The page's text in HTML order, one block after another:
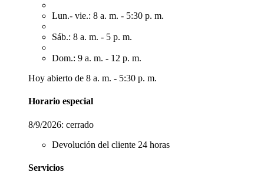
Lun.- vie.: 8 a. m. - 5:30 p. m.
Sáb.: 8 a. m. - 5 p. m.
Dom.: 9 a. m. - 12 p. m.
Hoy abierto de 8 a. m. - 5:30 p. m.
Horario especial
8/9/2026: cerrado
Devolución del cliente 24 horas
Servicios